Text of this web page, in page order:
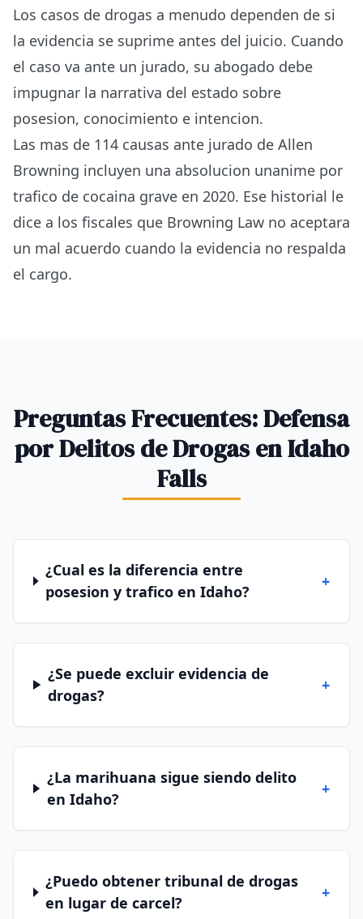
Los casos de drogas a menudo dependen de si
la evidencia se suprime antes del juicio. Cuando
el caso va ante un jurado, su abogado debe
impugnar la narrativa del estado sobre
posesion, conocimiento e intencion.
Las mas de 114 causas ante jurado de Allen
Browning incluyen una absolucion unanime por
trafico de cocaina grave en 2020. Ese historial le
dice a los fiscales que Browning Law no aceptara
un mal acuerdo cuando la evidencia no respalda
el cargo.
Preguntas Frecuentes: Defensa
por Delitos de Drogas en Idaho
Falls
¿Cual es la diferencia entre
posesion y trafico en Idaho?
+
¿Se puede excluir evidencia de
drogas?
+
¿La marihuana sigue siendo delito
en Idaho?
+
¿Puedo obtener tribunal de drogas
en lugar de carcel?
+